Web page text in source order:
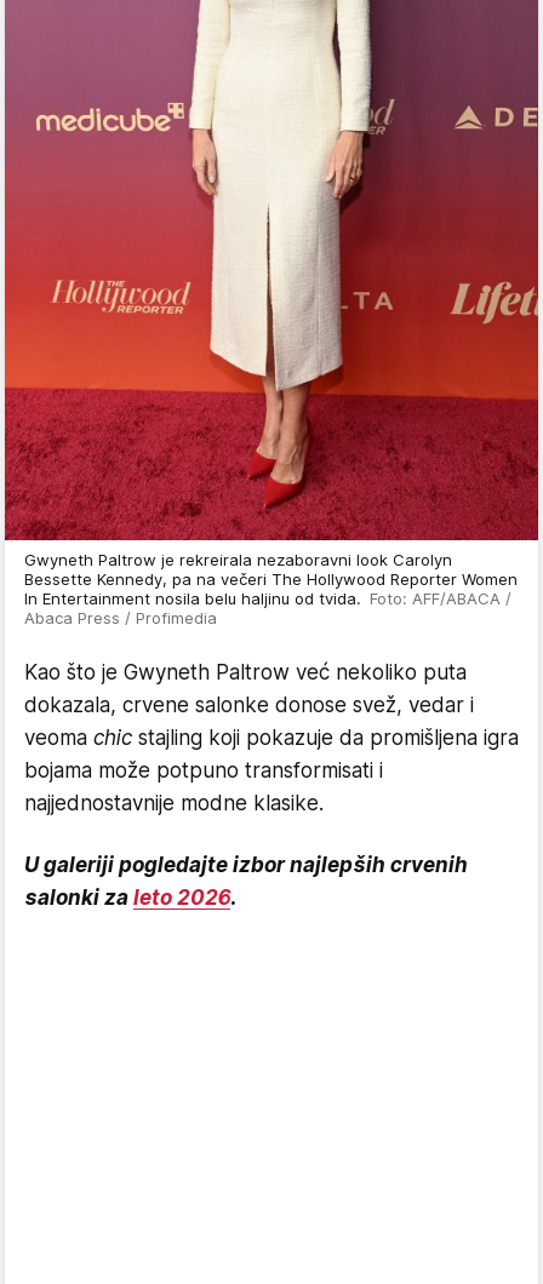
Gwyneth Paltrow je rekreirala nezaboravni look Carolyn
Bessette Kennedy, pa na večeri The Hollywood Reporter Women
In Entertainment nosila belu haljinu od tvida. Foto: AFF/ABACA /
Abaca Press / Profimedia
Kao što je Gwyneth Paltrow već nekoliko puta
dokazala, crvene salonke donose svež, vedar i
veoma chic stajling koji pokazuje da promišljena igra
bojama može potpuno transformisati i
najjednostavnije modne klasike.
U galeriji pogledajte izbor najlepših crvenih
salonki za leto 2026.